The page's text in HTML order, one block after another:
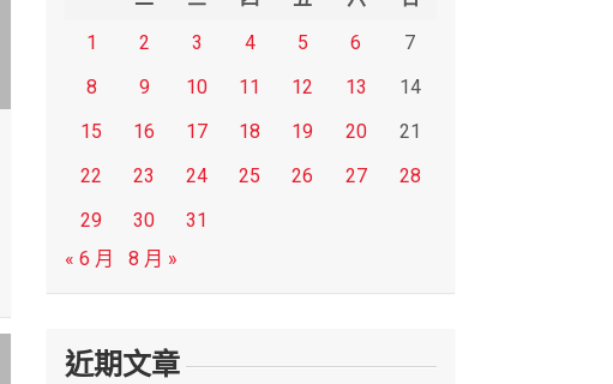
1
2 3 4 5 6
7
8
9 10 11 12 13
14
15
16 17 18 19 20
21
22
23 24 25 26 27
28
29
30
31
« 6 月
8 月 »
近期文章